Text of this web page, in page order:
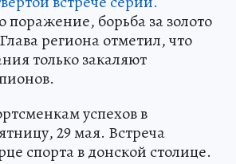
поражение, борьба за золото
региона отметил, что
только закаляют
успехов в
29 мая. Встреча
спорта в донской столице.